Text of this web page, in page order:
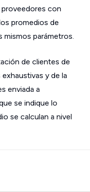
con
promedios de
mismos parámetros.
de clientes de
y de la
enviada a
se indique lo
se calculan a nivel